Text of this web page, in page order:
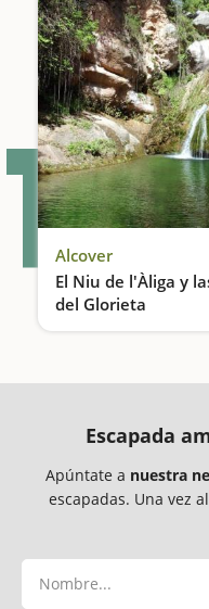
1Alcover
El Niu de l'Àliga y
del Glorieta
Escapada
Apúntate a nuestra
escapadas. Una vez